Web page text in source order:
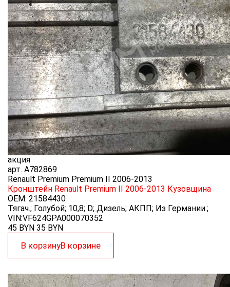
акция
арт. A782869
Renault Premium Premium II 2006-2013
Кронштейн Renault Premium II 2006-2013 Кузовщина
OEM: 21584430
Тягач.; Голубой; 10,8; D; Дизель; АКПП; Из Германии.;
VIN:VF624GPA000070352
45 BYN 35 BYN
В корзинуВ корзине